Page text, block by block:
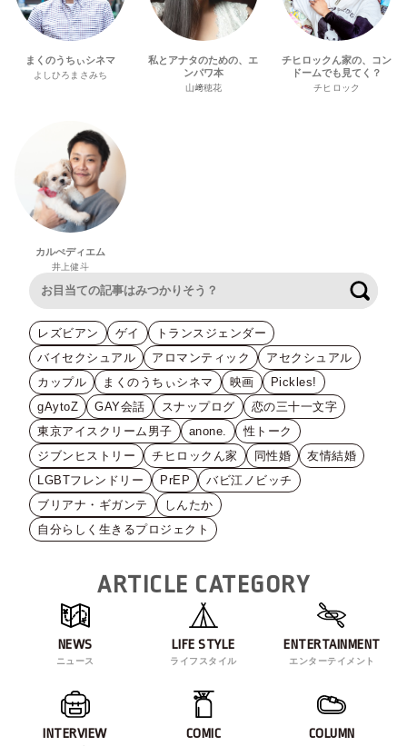
まくのうちぃシネマ
よしひろまさみち
私とアナタのための、エ
ンパワ本
山﨑穂花
チヒロックん家の、コン
ドームでも見てく？
チヒロック
カルぺディエム
井上健斗
レズビアン ゲイ
トランスジェンダー
バイセクシュアル
アロマンティック
アセクシュアル
カップル
まくのうちぃシネマ 映画
Pickles!
gAytoZ
GAY会話 スナップログ
恋の三十一文字
東京アイスクリーム男子
anone.
性トーク
ジブンヒストリー
チヒロックん家 同性婚
友情結婚
LGBTフレンドリー
PrEP
バビ江ノビッチ
ブリアナ・ギガンテ
しんたか
自分らしく生きるプロジェクト
ARTICLE CATEGORY
NEWS
ニュース
LIFE STYLE
ライフスタイル
ENTERTAINMENT
エンターテイメント
INTERVIEW COMIC COLUMN